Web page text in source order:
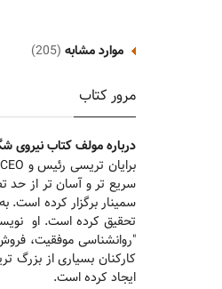
موارد مشابه (205)
مرور کتاب
درباره مولف کتاب نیروی
کارکنان بسیاری از بزرگ
ایجاد کرده است.